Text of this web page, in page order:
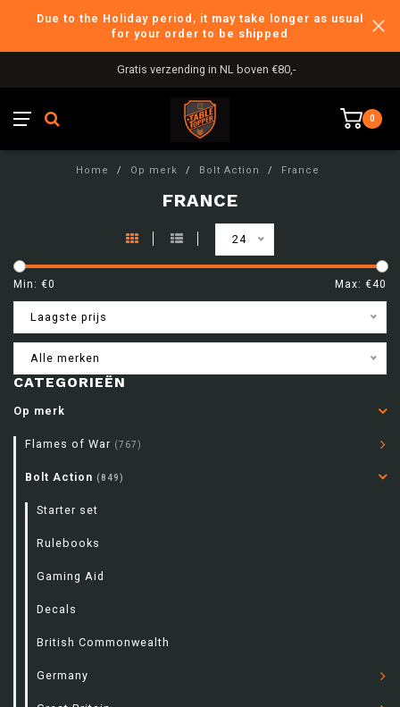
Due to the Holiday period, it may take longer as usual
for your order to be shipped
Gratis verzending in NL boven €80,-
0
Home / Op merk / Bolt Action / France
FRANCE
24
Min: €0 Max: €40
Laagste prijs
Alle merken
CATEGORIEËN
Op merk
Flames of War (767)
Bolt Action (849)
Starter set
Rulebooks
Gaming Aid
Decals
British Commonwealth
Germany